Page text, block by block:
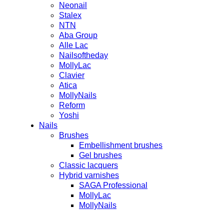
Neonail
Stalex
NTN
Aba Group
Alle Lac
Nailsoftheday
MollyLac
Clavier
Atica
MollyNails
Reform
Yoshi
Nails
Brushes
Embellishment brushes
Gel brushes
Classic lacquers
Hybrid varnishes
SAGA Professional
MollyLac
MollyNails